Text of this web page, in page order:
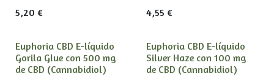
5,20 €
4,55 €
Euphoria CBD E-líquido
Gorila Glue con 500 mg
de CBD (Cannabidiol)
Euphoria CBD E-líquido
Silver Haze con 100 mg
de CBD (Cannabidiol)